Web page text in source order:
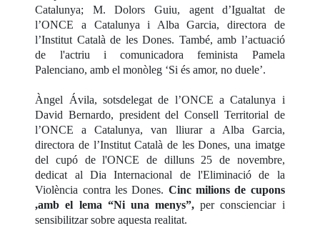
Catalunya; M. Dolors Guiu, agent d’Igualtat de
l’ONCE a Catalunya i Alba Garcia, directora de
l’Institut Català de les Dones. També, amb l’actuació
de l'actriu i comunicadora feminista Pamela
Palenciano, amb el monòleg ‘Si és amor, no duele’.
Àngel Ávila, sotsdelegat de l’ONCE a Catalunya i
David Bernardo, president del Consell Territorial de
l’ONCE a Catalunya, van lliurar a Alba Garcia,
directora de l’Institut Català de les Dones, una imatge
del cupó de l'ONCE de dilluns 25 de novembre,
dedicat al Dia Internacional de l'Eliminació de la
Violència contra les Dones. Cinc milions de cupons
,amb el lema “Ni una menys”,per conscienciar i
sensibilitzar sobre aquesta realitat.